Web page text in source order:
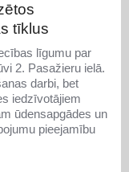
tīklus
līgumu par
2. Pasažieru ielā.
darbi, bet
iedzīvotājiem
ūdensapgādes un
pieejamību